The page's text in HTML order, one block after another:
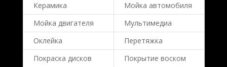
Керамика
Мойка автомобиля
Мойка двигателя
Мультимедиа
Оклейка
Перетяжка
Покраска дисков
Покрытие воском